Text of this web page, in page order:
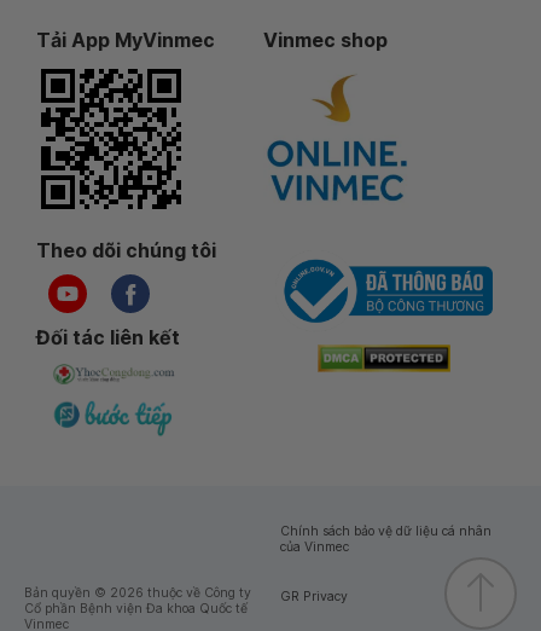
Tải App MyVinmec Vinmec shop
Theo dõi chúng tôi
Đối tác liên kết
Bản quyền © 2026 thuộc về Công ty
Cổ phần Bệnh viện Đa khoa Quốc tế
Vinmec
Chính sách bảo vệ dữ liệu cá nhân
của Vinmec
GR Privacy